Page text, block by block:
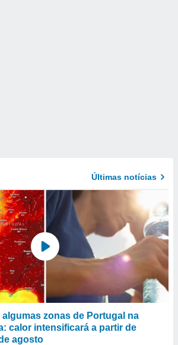
Últimas notícias
algumas zonas de Portugal na
calor intensificará a partir de
agosto